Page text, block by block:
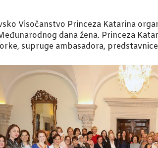
Visočanstvo Princeza Katarina
dana žena. Princeza
supruge ambasadora,